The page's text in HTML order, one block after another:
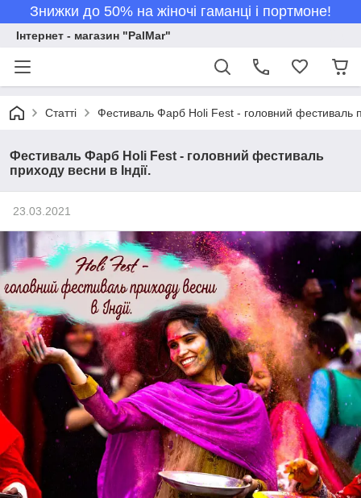
Знижки до 50% на жіночі гаманці і портмоне!
Інтернет - магазин "PalMar"
Статті Фестиваль Фарб Holi Fest - головний фестиваль
Фестиваль Фарб Holi Fest - головний фестиваль
приходу весни в Індії.
23.03.2021